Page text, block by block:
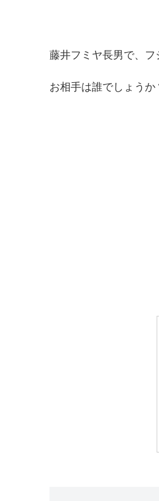
藤井フミヤ長男で、フ
お相手は誰でしょうか